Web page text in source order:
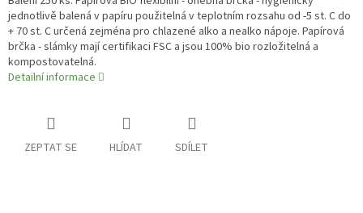
jednotlivě balená v papíru použitelná v teplotním rozsahu od -5 st. C do
+ 70 st. C určená zejména pro chlazené alko a nealko nápoje. Papírová
brčka - slámky mají certifikaci FSC a jsou 100% bio rozložitelná a
kompostovatelná.
Detailní informace
ZEPTAT SE HLÍDAT SDÍLET